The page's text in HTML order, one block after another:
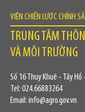
VIỆN CHIẾN LƯỢC CHÍNH
TRUNG TÂM
VÀ MÔI TRƯỜNG
Số 16 Thụy Khuê - Tây Hồ
Tel: 024.66883264
Email: info@agro.gov.vn